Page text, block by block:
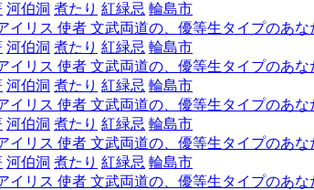
河伯洞 煮たり 紅緑忌 輪島市
イリス 使者 文武両道の、優等生タイプのあ
河伯洞 煮たり 紅緑忌 輪島市
イリス 使者 文武両道の、優等生タイプのあ
河伯洞 煮たり 紅緑忌 輪島市
イリス 使者 文武両道の、優等生タイプのあ
河伯洞 煮たり 紅緑忌 輪島市
イリス 使者 文武両道の、優等生タイプのあ
河伯洞 煮たり 紅緑忌 輪島市
イリス 使者 文武両道の、優等生タイプのあ